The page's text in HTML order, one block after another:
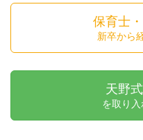
保育士
新卒から
天野
を取り